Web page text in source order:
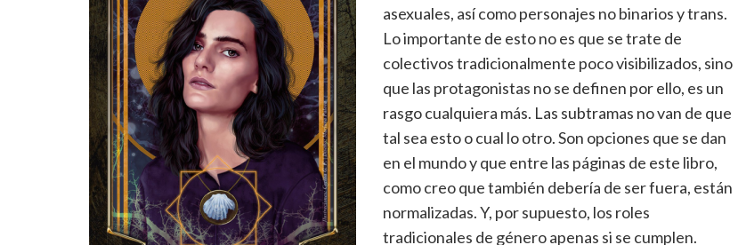
asexuales, así como personajes no binarios y trans.
Lo importante de esto no es que se trate de
colectivos tradicionalmente poco visibilizados, sino
que las protagonistas no se definen por ello, es un
rasgo cualquiera más. Las subtramas no van de que
tal sea esto o cual lo otro. Son opciones que se dan
en el mundo y que entre las páginas de este libro,
como creo que también debería de ser fuera, están
normalizadas. Y, por supuesto, los roles
tradicionales de género apenas si se cumplen.